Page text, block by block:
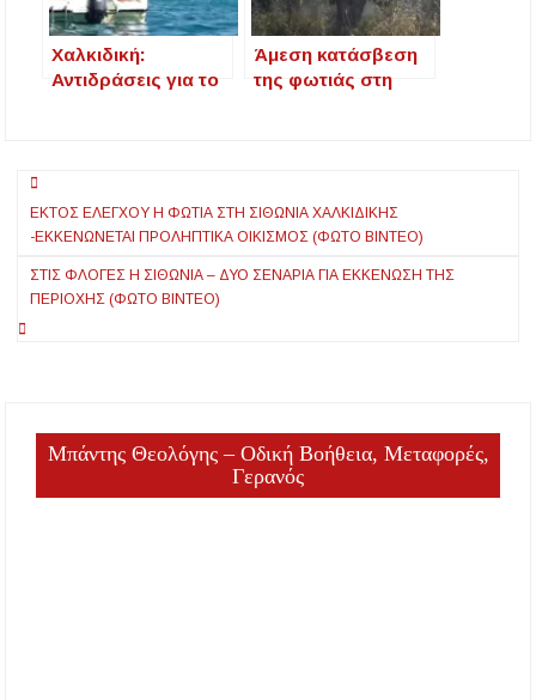
Χαλκιδική:
Αντιδράσεις για το
Άμεση κατάσβεση
της φωτιάς στη
Πλοήγηση
άρθρων
ΕΚΤΌΣ ΕΛΈΓΧΟΥ Η ΦΩΤΙΆ ΣΤΗ ΣΙΘΩΝΊΑ ΧΑΛΚΙΔΙΚΉΣ
-ΕΚΚΕΝΏΝΕΤΑΙ ΠΡΟΛΗΠΤΙΚΆ ΟΙΚΙΣΜΌΣ (ΦΏΤΟ ΒΊΝΤΕΟ)
ΣΤΙΣ ΦΛΌΓΕΣ Η ΣΙΘΩΝΊΑ – ΔΎΟ ΣΕΝΆΡΙΑ ΓΙΑ ΕΚΚΈΝΩΣΗ ΤΗΣ
ΠΕΡΙΟΧΉΣ (ΦΏΤΟ ΒΊΝΤΕΟ)
Μπάντης Θεολόγης – Οδική Βοήθεια, Μεταφορές,
Γερανός